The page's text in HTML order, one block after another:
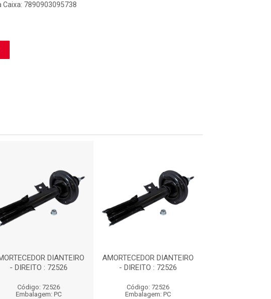
Caixa: 7890903095738
DIANTEIRO
- DIREITO : 72526
Código: 72526
Embalagem: PC
AMORTECEDOR DIANTEIRO
- DIREITO : 72526
Código: 72526
Embalagem: PC